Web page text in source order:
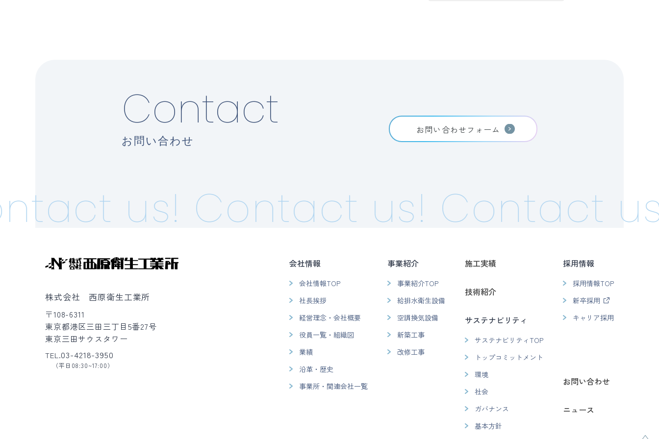
Contact
お問い合わせ
お問い合わせフォーム
us! Contact us! Contact us!
株式会社 西原衛生工業所
〒108-6311
東京都港区三田三丁目5番27号
東京三田サウスタワー
TEL.03-4218-3950
（平日08:30~17:00）
会社情報
会社情報TOP
社長挨拶
経営理念・会社概要
役員一覧・組織図
業績
沿革・歴史
事業所・関連会社一覧
事業紹介
事業紹介TOP
給排水衛生設備
空調換気設備
新築工事
改修工事
施工実績
技術紹介
サステナビリティ
サステナビリティTOP
トップコミットメント
環境
社会
ガバナンス
基本方針
採用情報
採用情報TOP
新卒採用
キャリア採用
お問い合わせ
ニュース